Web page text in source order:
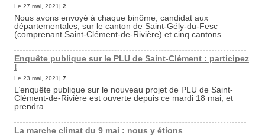
Le 27 mai, 2021| 2
Nous avons envoyé à chaque binôme, candidat aux
départementales, sur le canton de Saint-Gély-du-Fesc
(comprenant Saint-Clément-de-Rivière) et cinq cantons...
Enquête publique sur le PLU de Saint-Clément : participez
!
Le 23 mai, 2021| 7
L’enquête publique sur le nouveau projet de PLU de Saint-
Clément-de-Rivière est ouverte depuis ce mardi 18 mai, et
prendra...
La marche climat du 9 mai : nous y étions